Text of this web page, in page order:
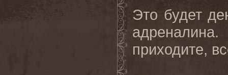
Это будет
приходите,